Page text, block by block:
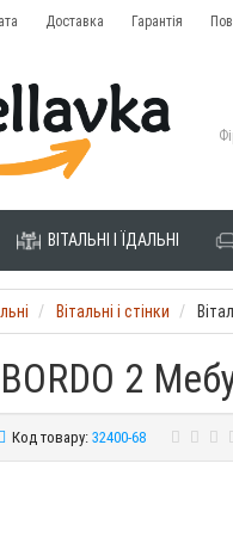
Доставка Гарантія
ВІТАЛЬНІ І ЇДАЛЬНІ
Вітальні і стінки
2
Код товару:32400-68